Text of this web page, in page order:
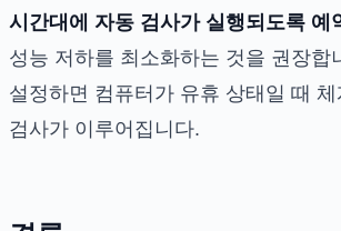
시간대에 자동 검사가 실행되도록 예
성능 저하를 최소화하는 것을 권장합
설정하면 컴퓨터가 유휴 상태일 때
검사가 이루어집니다.